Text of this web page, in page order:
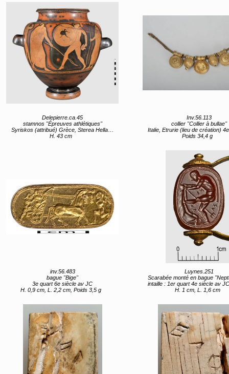
Delepierre.ca.45
stamnos "Épreuves athlétiques"
Syriskos (attribué) Grèce, Sterea Hellas Evoia, Attique (lieu de création) 480 av JC (vers)
H. 43 cm
Inv.56.113
collier "Collier à bullae"
Italie, Etrurie (lieu de création) 4e
Poids 34,4 g
inv.56.483
bague "Bige"
3e quart 6e siècle av JC
H. 0,9 cm, L. 2,2 cm, Poids 3,5 g
Luynes.251
Scarabée monté en bague "Neptune ouvrant une source pour
intaille : 1er quart 4e siècle av JC monture :
H. 1 cm, L. 1,6 cm